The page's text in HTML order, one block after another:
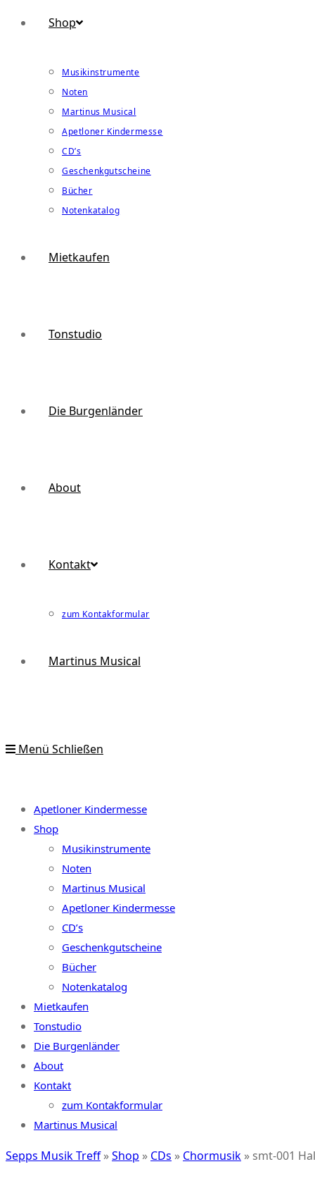
Shop
Musikinstrumente
Noten
Martinus Musical
Apetloner Kindermesse
CD’s
Geschenkgutscheine
Bücher
Notenkatalog
Mietkaufen
Tonstudio
Die Burgenländer
About
Kontakt
zum Kontakformular
Martinus Musical
Menü Schließen
Apetloner Kindermesse
Shop
Musikinstrumente
Noten
Martinus Musical
Apetloner Kindermesse
CD’s
Geschenkgutscheine
Bücher
Notenkatalog
Mietkaufen
Tonstudio
Die Burgenländer
About
Kontakt
zum Kontakformular
Martinus Musical
Sepps Musik Treff»Shop » CDs » Chormusik » smt-001